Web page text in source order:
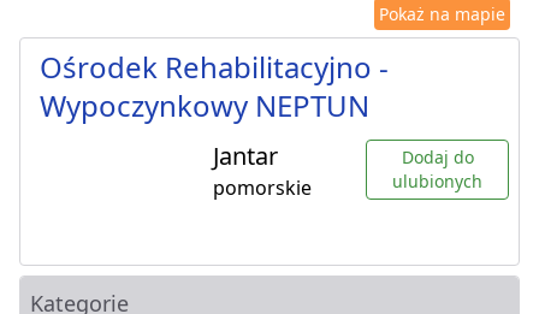
Pokaż na mapie
Ośrodek Rehabilitacyjno -
Wypoczynkowy NEPTUN
Jantar
pomorskie
Dodaj do
ulubionych
Kategorie